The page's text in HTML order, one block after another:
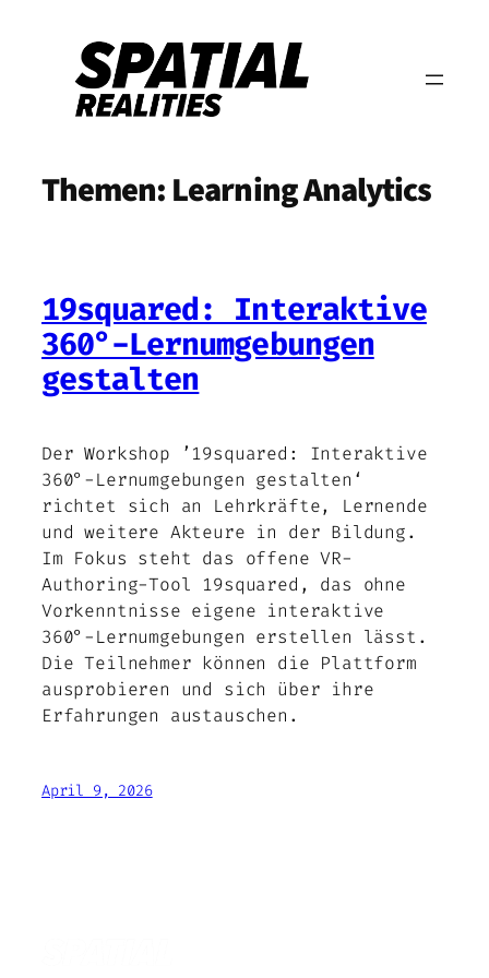
springen
Themen:Learning Analytics
19squared: Interaktive
360°-Lernumgebungen
gestalten
Der Workshop ’19squared: Interaktive
360°-Lernumgebungen gestalten‘
richtet sich an Lehrkräfte, Lernende
und weitere Akteure in der Bildung.
Im Fokus steht das offene VR-
Authoring-Tool 19squared, das ohne
Vorkenntnisse eigene interaktive
360°-Lernumgebungen erstellen lässt.
Die Teilnehmer können die Plattform
ausprobieren und sich über ihre
Erfahrungen austauschen.
April 9, 2026